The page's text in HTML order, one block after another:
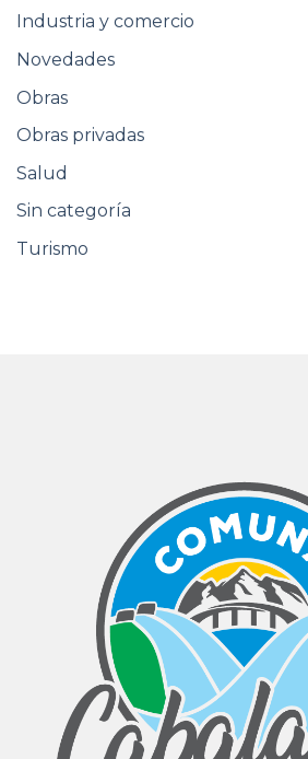
Industria y comercio
Novedades
Obras
Obras privadas
Salud
Sin categoría
Turismo